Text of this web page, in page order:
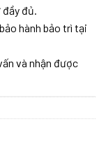
đủ.
hành bảo trì tại
và nhận được